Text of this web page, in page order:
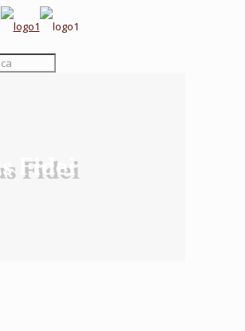
Fidei